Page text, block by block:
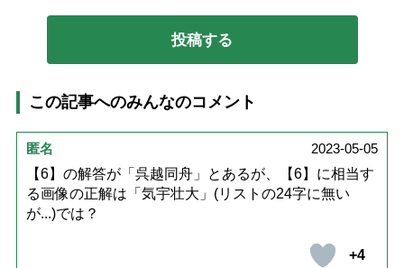
この記事へのみんなのコメント
匿名
2023-05-05
【6】の解答が「呉越同舟」とあるが、【6】に相当す
る画像の正解は「気宇壮大」(リストの24字に無い
が...)では？
+4